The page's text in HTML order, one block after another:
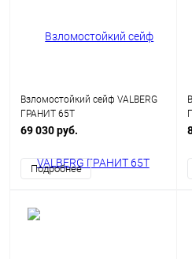
Взломостойкий сейф VALBERG
ГРАНИТ 65Т
69 030 руб.
Подробнее